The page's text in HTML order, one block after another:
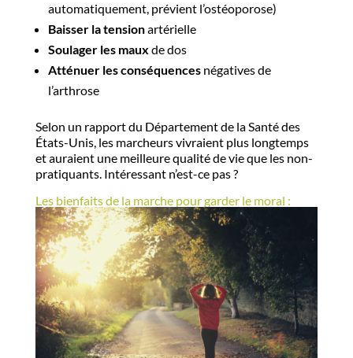
automatiquement, prévient l’ostéoporose)
Baisser la tensionartérielle
Soulager les maux de dos
Atténuer les conséquences négatives de
l’arthrose
Selon un rapport du Département de la Santé des
États-Unis, les marcheurs vivraient plus longtemps
et auraient une meilleure qualité de vie que les non-
pratiquants. Intéressant n’est-ce pas ?
Les bienfaits de la marche pour garder le moral :